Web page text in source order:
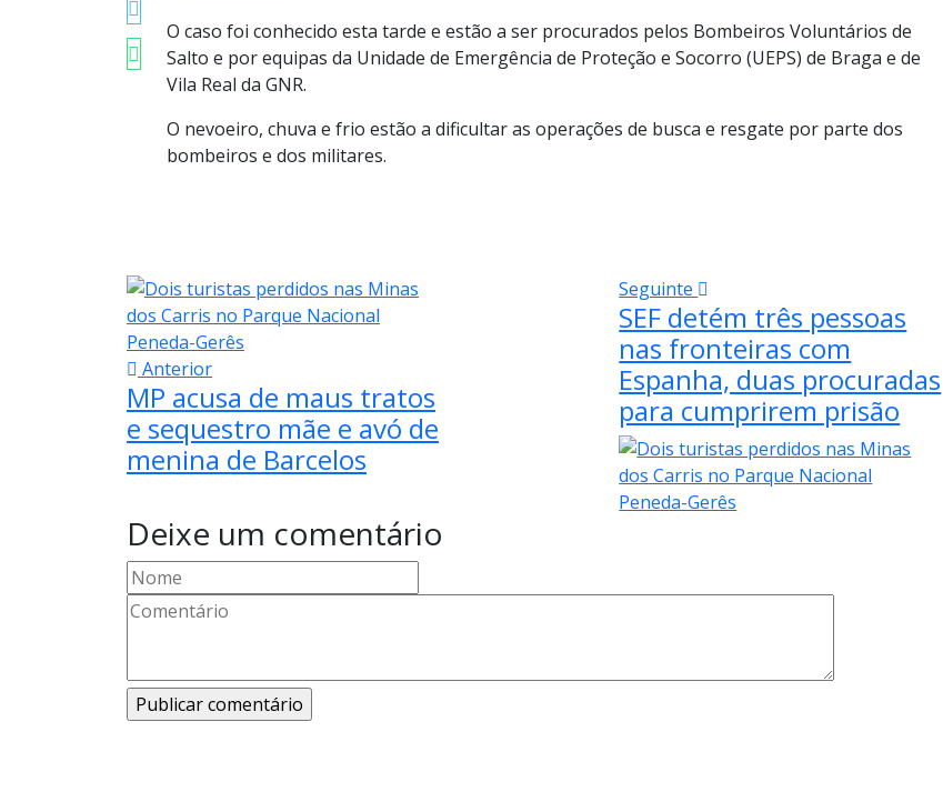
O caso foi conhecido esta tarde e estão a ser procurados pelos Bombeiros Voluntários de
Salto e por equipas da Unidade de Emergência de Proteção e Socorro (UEPS) de Braga e de
Vila Real da GNR.
O nevoeiro, chuva e frio estão a dificultar as operações de busca e resgate por parte dos
bombeiros e dos militares.
Anterior
MP acusa de maus tratos
e sequestro mãe e avó de
menina de Barcelos
Seguinte
SEF detém três pessoas
nas fronteiras com
Espanha, duas procuradas
para cumprirem prisão
Deixe um comentário